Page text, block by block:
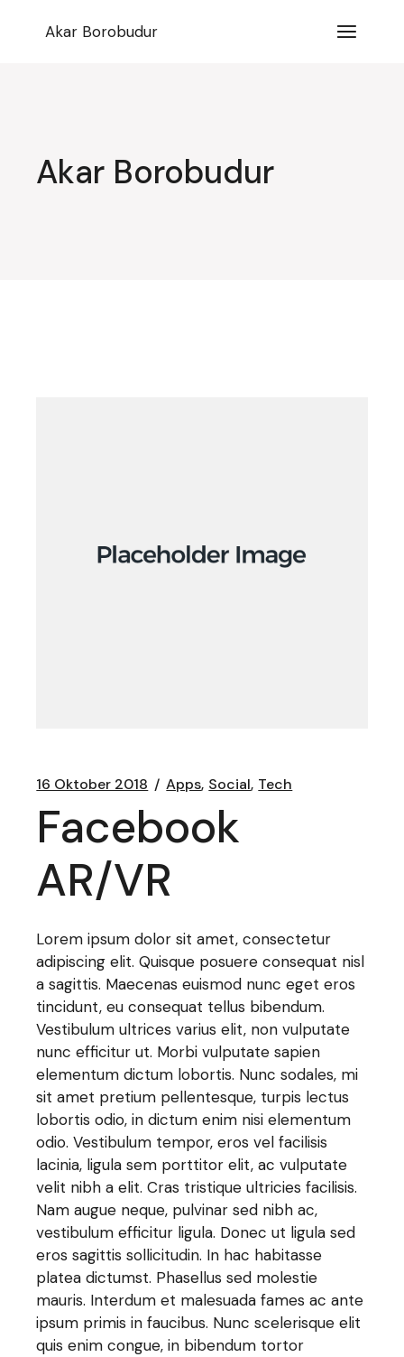
kontenAkar Borobudur
Akar Borobudur
16 Oktober 2018 Apps Social Tech
Facebook
AR/VR
Lorem ipsum dolor sit amet, consectetur
adipiscing elit. Quisque posuere consequat nisl
a sagittis. Maecenas euismod nunc eget eros
tincidunt, eu consequat tellus bibendum.
Vestibulum ultrices varius elit, non vulputate
nunc efficitur ut. Morbi vulputate sapien
elementum dictum lobortis. Nunc sodales, mi
sit amet pretium pellentesque, turpis lectus
lobortis odio, in dictum enim nisi elementum
odio. Vestibulum tempor, eros vel facilisis
lacinia, ligula sem porttitor elit, ac vulputate
velit nibh a elit. Cras tristique ultricies facilisis.
Nam augue neque, pulvinar sed nibh ac,
vestibulum efficitur ligula. Donec ut ligula sed
eros sagittis sollicitudin. In hac habitasse
platea dictumst. Phasellus sed molestie
mauris. Interdum et malesuada fames ac ante
ipsum primis in faucibus. Nunc scelerisque elit
quis enim congue, in bibendum tortor